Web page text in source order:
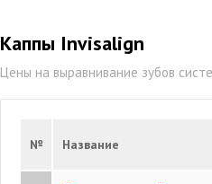
Каппы Invisalign
Цены на выравнивание зубов
№ Название